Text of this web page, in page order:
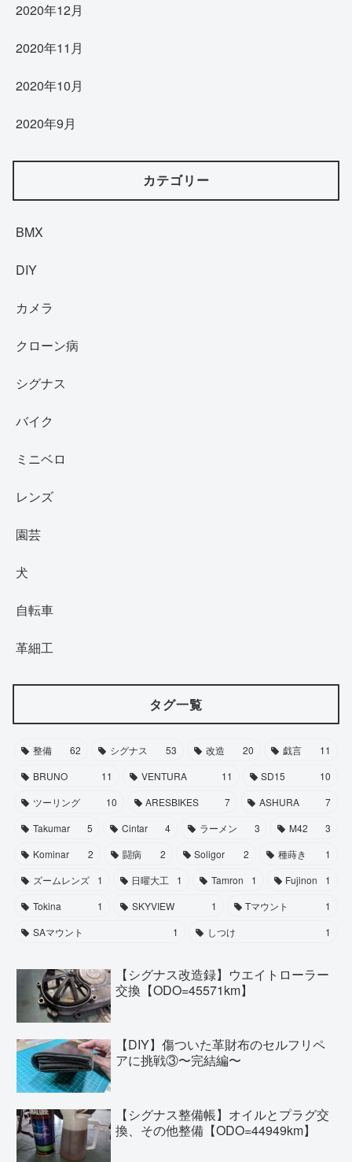
2020年12月
2020年11月
2020年10月
2020年9月
カテゴリー
BMX
DIY
カメラ
クローン病
シグナス
バイク
ミニベロ
レンズ
園芸
犬
自転車
革細工
タグ一覧
整備 62 シグナス 53 改造 20 戯言
11
BRUNO
11 VENTURA 11 SD15
10
ツーリング
10 ARESBIKES 7 ASHURA
7
Takumar
5 Cintar 4 ラーメン 3 M42
3
Kominar
2 闘病 2 Soligor 2 種蒔き
1
ズームレンズ
1 日曜大工 1 Tamron 1 Fujinon
1
Tokina
1 SKYVIEW 1 Tマウント
1
SAマウント
1 しつけ 1
【シグナス改造録】ウエイトローラー
交換【ODO=45571km】
【DIY】傷ついた革財布のセルフリペ
アに挑戦③〜完結編〜
【シグナス整備帳】オイルとプラグ交
換、その他整備【ODO=44949km】